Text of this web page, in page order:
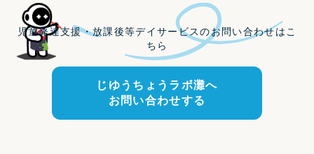
児童発達支援・放課後等デイサービスのお問い合わせはこ
ちら
じゆうちょうラボ灘へ
お問い合わせする